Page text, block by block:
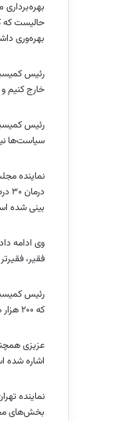
بهره‌وری داشته باشیم،
خارج کنیم و در عوض ۱۵ هزار خودروی برقی وارد کنیم که نقش
رئیس
سیاست‌ها نیست و
نماینده
بینی شده
فقیر،
که ۲۰۰ هزار هکتار در برنامه هفتم توسعه گنجانده شده است.
اشاره شده
بخش‌های